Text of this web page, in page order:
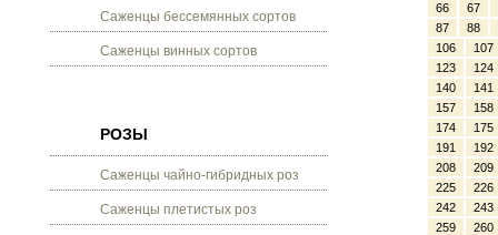
Саженцы бессемянных сортов
Саженцы винных сортов
РОЗЫ
Саженцы чайно-гибридных роз
Саженцы плетистых роз
66
67
87
88
106
107
123
124
140
141
157
158
174
175
191
192
208
209
225
226
242
243
259
260